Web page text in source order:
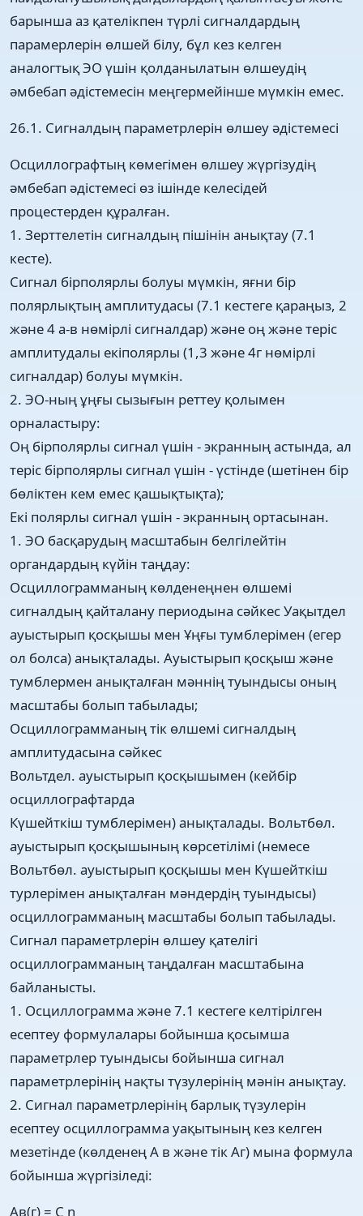
барынша аз қателікпен түрлі сигналдардың
парамерлерін өлшей білу, бұл кез келген
аналогтық ЭО үшін қолданылатын өлшеудің
әмбебап әдістемесін меңгермейінше мүмкін емес.
26.1. Сигналдың параметрлерін өлшеу әдістемесі
Осциллографтың көмегімен өлшеу жүргізудің
әмбебап әдістемесі өз ішінде келесідей
процестерден құралған.
1. Зерттелетін сигналдың пішінін анықтау (7.1
кесте).
Сигнал бірполярлы болуы мүмкін, яғни бір
полярлықтың амплитудасы (7.1 кестеге қараңыз, 2
және 4 а-в нөмірлі сигналдар) және оң және теріс
амплитудалы екіполярлы (1,3 және 4г нөмірлі
сигналдар) болуы мүмкін.
2. ЭО-ның ұңғы сызығын реттеу қолымен
орналастыру:
Оң бірполярлы сигнал үшін - экранның астында, ал
теріс бірполярлы сигнал үшін - үстінде (шетінен бір
бөліктен кем емес қашықтықта);
Екі полярлы сигнал үшін - экранның ортасынан.
1. ЭО басқарудың масштабын белгілейтін
органдардың күйін таңдау:
Осциллограмманың көлденеңнен өлшемі
сигналдың қайталану периодына сәйкес Уақытдел
ауыстырып қосқышы мен Ұңғы тумблерімен (егер
ол болса) анықталады. Ауыстырып қосқыш және
тумблермен анықталған мәннің туындысы оның
масштабы болып табылады;
Осциллограмманың тік өлшемі сигналдың
амплитудасына сәйкес
Вольтдел. ауыстырып қосқышымен (кейбір
осциллографтарда
Күшейткіш тумблерімен) анықталады. Вольтбөл.
ауыстырып қосқышының көрсетілімі (немесе
Вольтбөл. ауыстырып қосқышы мен Күшейткіш
турлерімен анықталған мәндердің туындысы)
осциллограмманың масштабы болып табылады.
Сигнал параметрлерін өлшеу қателігі
осциллограмманың таңдалған масштабына
байланысты.
1. Осциллограмма және 7.1 кестеге келтірілген
есептеу формулалары бойынша қосымша
параметрлер туындысы бойынша сигнал
параметрлерінің нақты түзулерінің мәнін анықтау.
2. Сигнал параметрлерінің барлық түзулерін
есептеу осциллограмма уақытының кез келген
мезетінде (көлденең А в және тік Аг) мына формула
бойынша жүргізіледі:
Ав(г) = C n